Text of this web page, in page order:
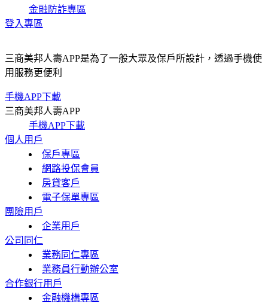
金融防詐專區
登入專區
三商美邦人壽APP是為了一般大眾及保戶所設計，透過手機使
用服務更便利
手機APP下載
三商美邦人壽APP
手機APP下載
個人用戶
保戶專區
網路投保會員
房貸客戶
電子保單專區
團險用戶
企業用戶
公司同仁
業務同仁專區
業務員行動辦公室
合作銀行用戶
金融機構專區